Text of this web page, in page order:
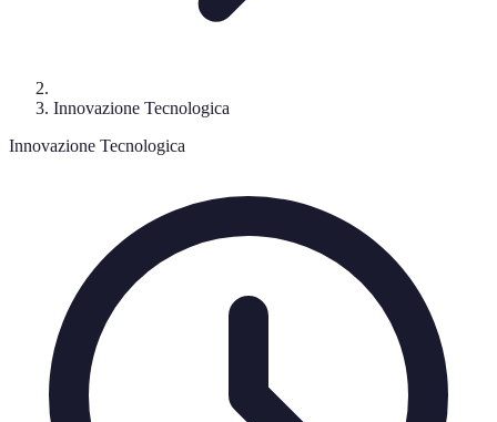
Innovazione Tecnologica
Innovazione Tecnologica